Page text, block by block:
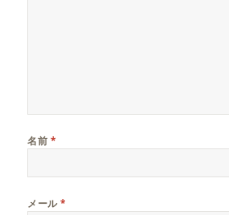
名前 *
メール*